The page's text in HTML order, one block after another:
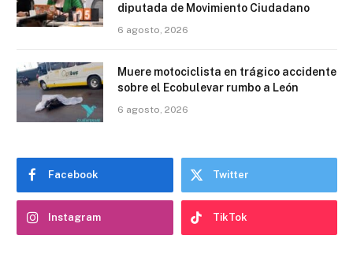
diputada de Movimiento Ciudadano
6 agosto, 2026
Muere motociclista en trágico accidente
sobre el Ecobulevar rumbo a León
6 agosto, 2026
Facebook Twitter
Instagram TikTok